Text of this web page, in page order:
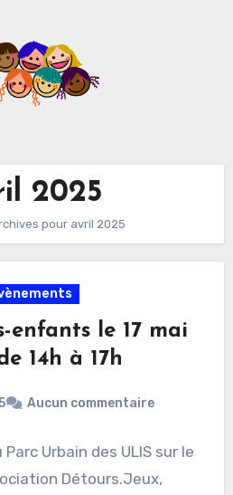
2025
pour avril 2025
enfants le 17 mai
14h à 17h
Aucun commentaire
Urbain des ULIS sur le
Détours.Jeux,